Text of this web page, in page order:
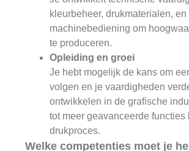
kleurbeheer, drukmaterialen, en
machinebediening om
te produceren.
Opleiding en groei
Je hebt mogelijk de kans om
volgen en je vaardigheden
ontwikkelen in de grafische
tot meer geavanceerde functies
drukproces.
Welke competenties moet je